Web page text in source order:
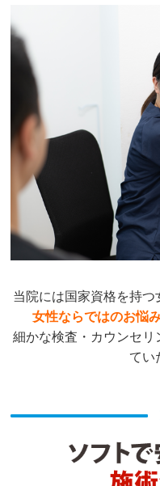
当院には国家資格を持つ
女性ならではのお悩
細かな検査・カウンセ
てい